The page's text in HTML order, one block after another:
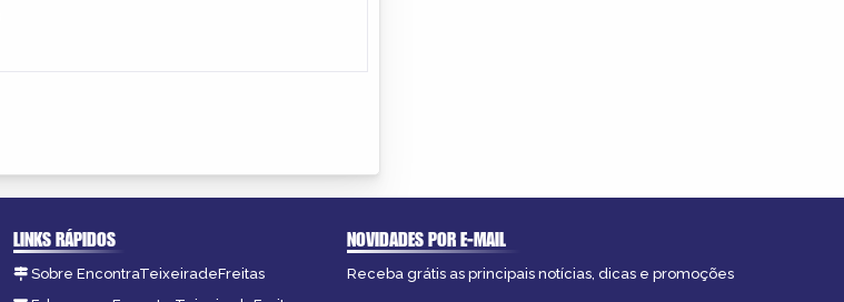
LINKS RÁPIDOS
Sobre EncontraTeixeiradeFreitas
NOVIDADES POR E-MAIL
Receba grátis as principais notícias, dicas e promoções